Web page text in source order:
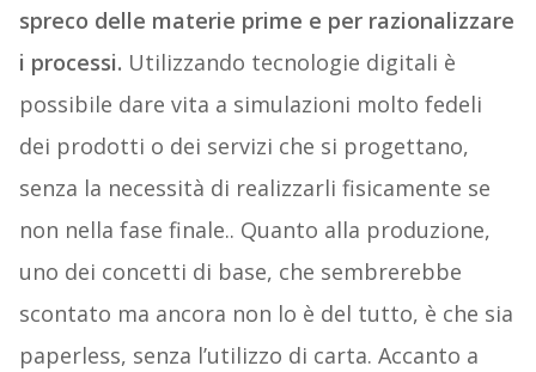
spreco delle materie prime e per razionalizzare
i processi. Utilizzando tecnologie digitali è
possibile dare vita a simulazioni molto fedeli
dei prodotti o dei servizi che si progettano,
senza la necessità di realizzarli fisicamente se
non nella fase finale.. Quanto alla produzione,
uno dei concetti di base, che sembrerebbe
scontato ma ancora non lo è del tutto, è che sia
paperless, senza l’utilizzo di carta. Accanto a